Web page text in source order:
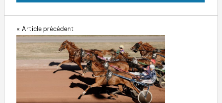
Navigation
de
l’article
Article précédent